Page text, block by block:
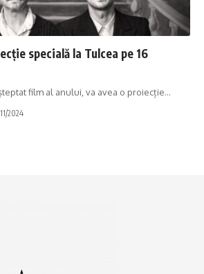
specială la Tulcea pe 16
film al anului, va avea o proiecție…
2024